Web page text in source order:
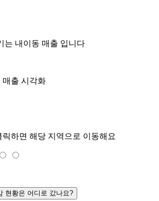
는 내이동 매출 입니다
매출 시각화
하면 해당 지역으로 이동해요
현황은 어디로 갔나요?